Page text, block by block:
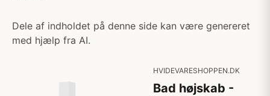
Dele af indholdet på denne side kan være genereret
med hjælp fra AI.
HVIDEVARESHOPPEN.DK
Bad højskab -